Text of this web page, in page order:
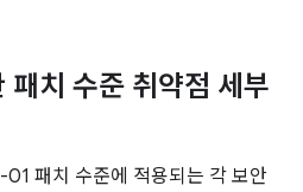
치 수준 취약점 세부
패치 수준에 적용되는 각 보안